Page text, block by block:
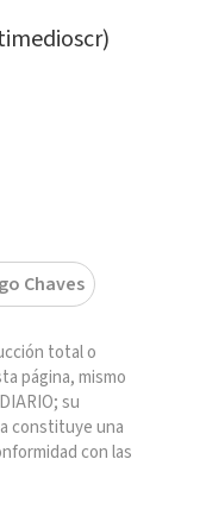
Chaves
total o
página, mismo
su
constituye una
con las